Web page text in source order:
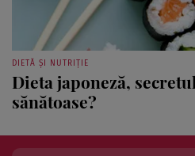
DIETĂ ȘI NUTRIȚIE
Dieta japoneză,
sănătoase?